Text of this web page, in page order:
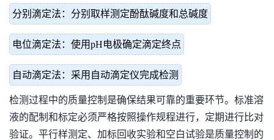
分别滴定法：分别取样测定酚酞碱度和总碱度
电位滴定法：使用pH电极确定滴定终点
自动滴定法：采用自动滴定仪完成检测
检测过程中的质量控制是确保结果可靠的重要环节。标准溶
液的配制和标定必须严格按照操作规程进行，定期进行比对
验证。平行样测定、加标回收实验和空白试验是质量控制的